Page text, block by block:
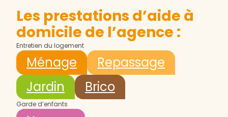
Les prestations d’aide à
domicile de l’agence :
Entretien du logement
Ménage
Repassage
Jardin
Brico
Garde d’enfants